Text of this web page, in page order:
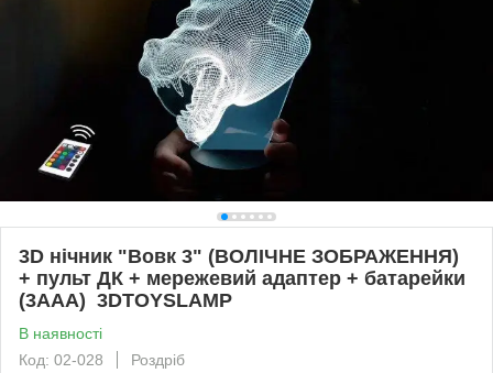
3D нічник "Вовк 3" (ВОЛІЧНЕ ЗОБРАЖЕННЯ)
+ пульт ДК + мережевий адаптер + батарейки
(3ААА) 3DTOYSLAMP
В наявності
Код: 02-028
Роздріб